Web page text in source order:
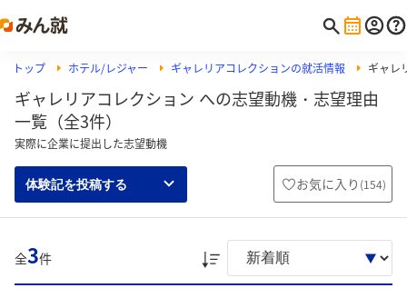
トップ ホテル/レジャー ギャレリアコレクションの就活情報 ギャレ
ギャレリアコレクション への志望動機・志望理由
一覧（全3件）
実際に企業に提出した志望動機
体験記を投稿する お気に入り (154)
全3件